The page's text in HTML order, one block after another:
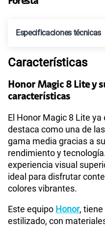
Paga solo
Paga solo
Ver
Especificaciones técnicas
Tecnología de Pantalla
Procesador
Tamaño de Pantalla
WiFI
Características
Honor Magic 8 Lite y
características
El Honor Magic 8 Lite
destaca como una de
gama media gracias a
rendimiento y
experiencia visual
ideal para disfrutar
colores vibrantes.
Este equipo Honor,
estilizado, con